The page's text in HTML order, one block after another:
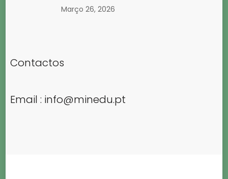
Março 26, 2026
Contactos
Email : info@minedu.pt